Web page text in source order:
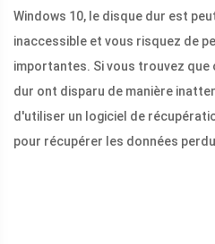
Windows 10, le disque dur est
inaccessible et vous risquez de
importantes. Si vous trouvez
dur ont disparu de manière
d'utiliser un logiciel de
pour récupérer les données